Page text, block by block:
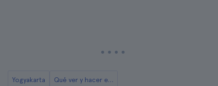
Yogyakarta Qué ver y hacer en Yogyakarta